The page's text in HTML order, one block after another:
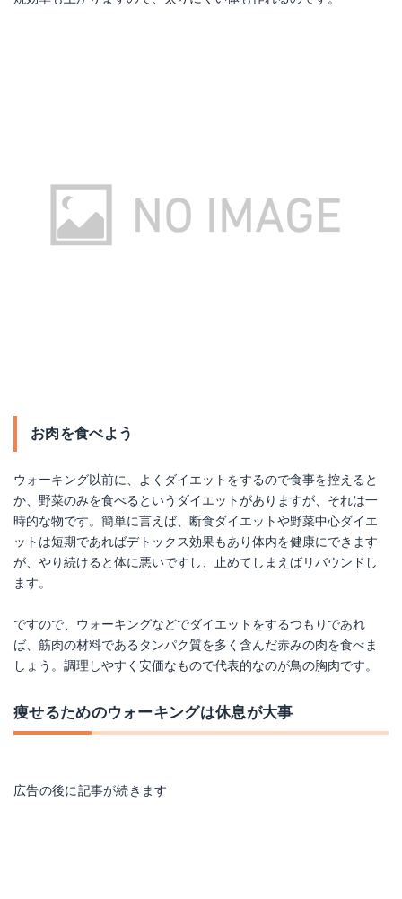
お肉を食べよう
ウォーキング以前に、よくダイエットをするので食事を控えると
か、野菜のみを食べるというダイエットがありますが、それは一
時的な物です。簡単に言えば、断食ダイエットや野菜中心ダイエ
ットは短期であればデトックス効果もあり体内を健康にできます
が、やり続けると体に悪いですし、止めてしまえばリバウンドし
ます。
ですので、ウォーキングなどでダイエットをするつもりであれ
ば、筋肉の材料であるタンパク質を多く含んだ赤みの肉を食べま
しょう。調理しやすく安価なもので代表的なのが鳥の胸肉です。
痩せるためのウォーキングは休息が大事
広告の後に記事が続きます